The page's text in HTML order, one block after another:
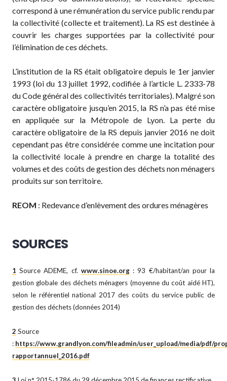
correspond à une rémunération du service public rendu par
la collectivité (collecte et traitement). La RS est destinée à
couvrir les charges supportées par la collectivité pour
l’élimination de ces déchets.
L’institution de la RS était obligatoire depuis le 1er janvier
1993 (loi du 13 juillet 1992, codifiée à l’article L. 2333-78
du Code général des collectivités territoriales). Malgré son
caractère obligatoire jusqu’en 2015, la RS n’a pas été mise
en appliquée sur la Métropole de Lyon. La perte du
caractère obligatoire de la RS depuis janvier 2016 ne doit
cependant pas être considérée comme une incitation pour
la collectivité locale à prendre en charge la totalité des
volumes et des coûts de gestion des déchets non ménagers
produits sur son territoire.
REOM : Redevance d’enlèvement des ordures ménagères
SOURCES
1 Source ADEME, cf. www.sinoe.org: 93 €/habitant/an pour la
gestion globale des déchets ménagers (moyenne du coût aidé HT),
selon le référentiel national 2017 des coûts du service public de
gestion des déchets (données 2014)
2 Source
: https://www.grandlyon.com/fileadmin/user_upload/media/pdf/
rapportannuel_2016.pdf